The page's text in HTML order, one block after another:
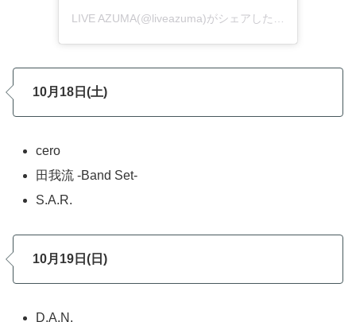
10月18日(土)
cero
田我流 -Band Set-
S.A.R.
10月19日(日)
D.A.N.